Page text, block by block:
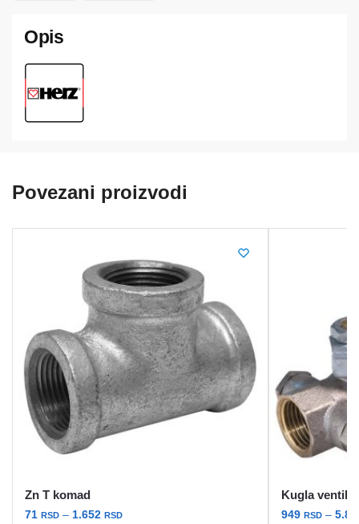
Povezani proizvodi
Zn T komad
71 RSD – 1.652 RSDRaspon
Kugla ventil
949 RSD –